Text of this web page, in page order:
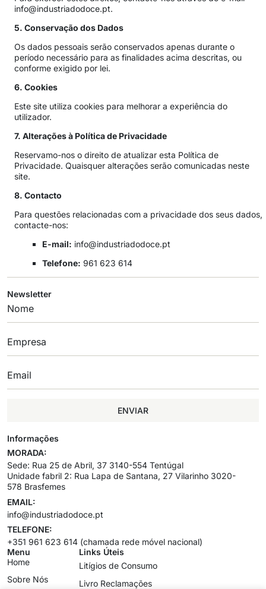
info@industriadodoce.pt.
5. Conservação dos Dados
Os dados pessoais serão conservados apenas durante o
período necessário para as finalidades acima descritas, ou
conforme exigido por lei.
6. Cookies
Este site utiliza cookies para melhorar a experiência do
utilizador.
7. Alterações à Política de Privacidade
Reservamo-nos o direito de atualizar esta Política de
Privacidade. Quaisquer alterações serão comunicadas neste
site.
8. Contacto
Para questões relacionadas com a privacidade dos seus dados,
contacte-nos:
E-mail: info@industriadodoce.pt
Telefone: 961 623 614
Newsletter
ENVIAR
Informações
MORADA:
Sede: Rua 25 de Abril, 37 3140-554 Tentúgal
Unidade fabril 2: Rua Lapa de Santana, 27 Vilarinho 3020-
578 Brasfemes
EMAIL:
info@industriadodoce.pt
TELEFONE:
+351 961 623 614 (chamada rede móvel nacional)
Menu
Home
Sobre Nós
Links Úteis
Litígios de Consumo
Livro Reclamações